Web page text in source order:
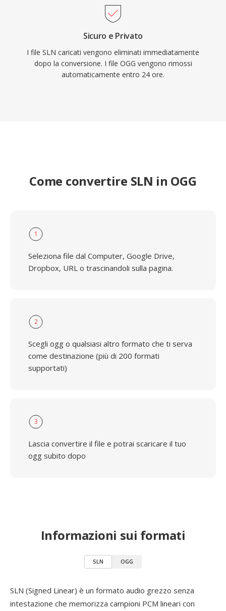
Sicuro e Privato
I file SLN caricati vengono eliminati immediatamente
dopo la conversione. I file OGG vengono rimossi
automaticamente entro 24 ore.
Come convertire SLN in OGG
1
Seleziona file dal Computer, Google Drive,
Dropbox, URL o trascinandoli sulla pagina.
2
Scegli ogg o qualsiasi altro formato che ti serva
come destinazione (più di 200 formati
supportati)
3
Lascia convertire il file e potrai scaricare il tuo
ogg subito dopo
Informazioni sui formati
SLN OGG
SLN (Signed Linear) è un formato audio grezzo senza
intestazione che memorizza campioni PCM lineari con